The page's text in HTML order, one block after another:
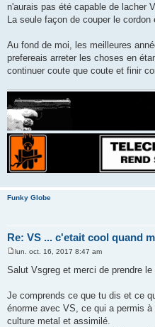
g
e
n'aurais pas été capable de lacher
La seule façon de couper le cordon
Au fond de moi, les meilleures
prefereais arreter les choses en
continuer coute que coute et finir
Funky Globe
Re: VS ... c'etait cool quand
e
s
g
e
lun. oct. 16, 2017 8:47 am
Salut Vsgreg et merci de prendre le
Je comprends ce que tu dis et ce
énorme avec VS, ce qui a permis
culture metal et assimilé.